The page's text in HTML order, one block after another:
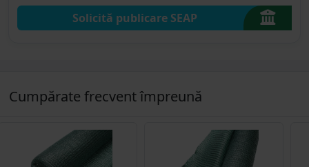
Solicită publicare SEAP
Cumpărate frecvent împreună